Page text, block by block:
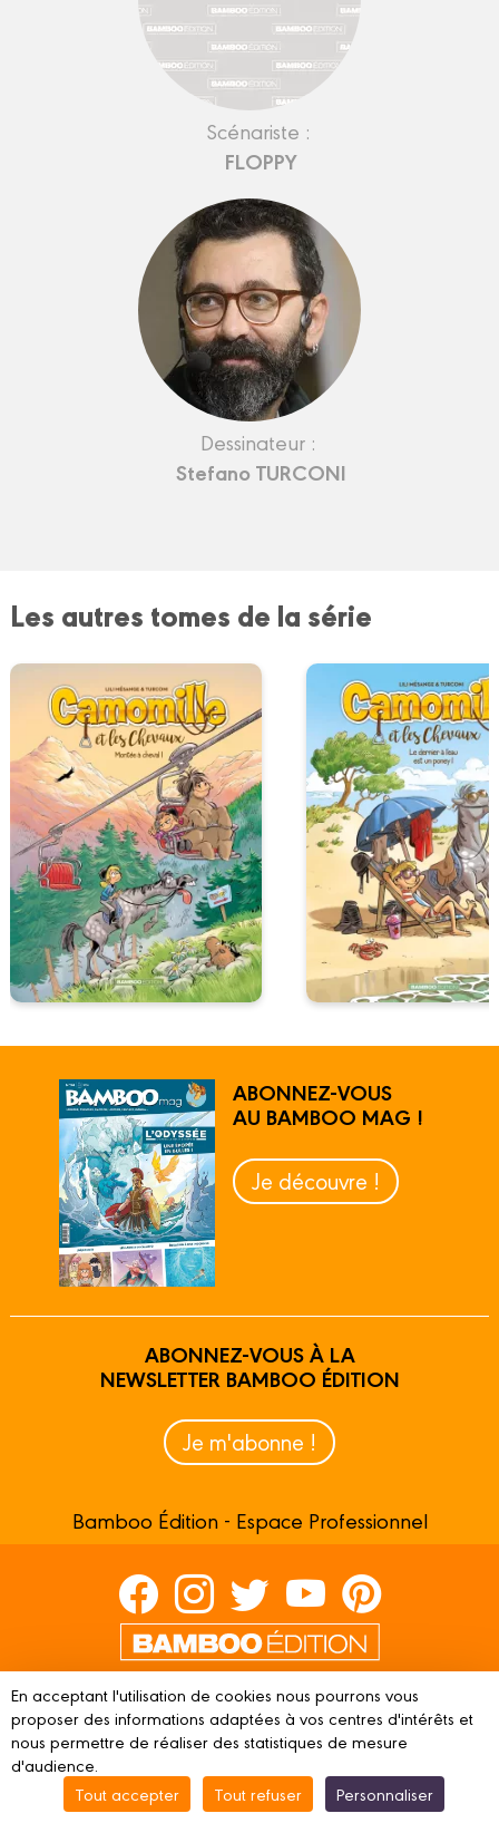
Scénariste :
FLOPPY
Dessinateur :
Stefano TURCONI
Les autres tomes de la série
ABONNEZ-VOUS
AU BAMBOO MAG !
Je découvre !
ABONNEZ-VOUS À LA
NEWSLETTER BAMBOO ÉDITION
Je m'abonne !
Bamboo Édition - Espace Professionnel
Contactez-nous
Devenir partenaire
© 2023 BAMBOO ÉDITION Mentions légales
Conditions
En acceptant l'utilisation de cookies nous pourrons vous
proposer des informations adaptées à vos centres d'intérêts et
nous permettre de réaliser des statistiques de mesure
d'audience.
Tout accepter
Tout refuser
Personnaliser